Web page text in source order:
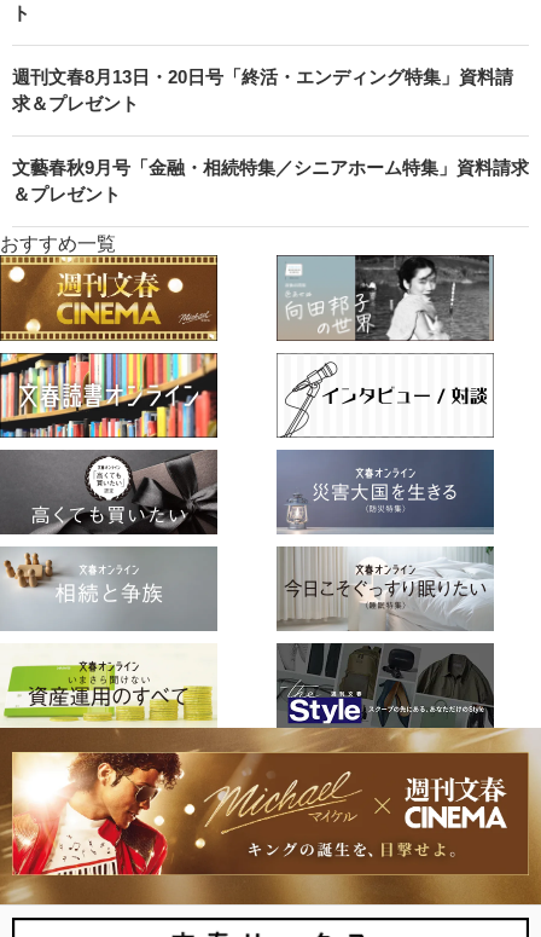
ト
週刊文春8月13日・20日号「終活・エンディング特集」資料請
求＆プレゼント
文藝春秋9月号「金融・相続特集／シニアホーム特集」資料請求
＆プレゼント
おすすめ一覧